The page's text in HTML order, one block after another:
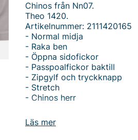
Läs mer
Chinos från Nn07.
Theo 1420.
Artikelnummer: 2111420165
- Normal midja
- Raka ben
- Öppna sidofickor
- Passpoalfickor baktill
- Zipgylf och tryckknapp
- Stretch
- Chinos herr
Tack för att du handlar i vår
Vingåker.